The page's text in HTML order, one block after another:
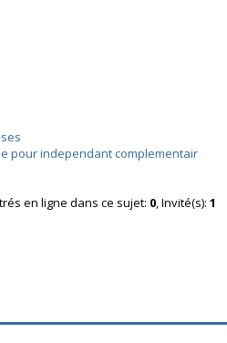
pour independant complementair
en ligne dans ce sujet: 0, Invité(s): 1